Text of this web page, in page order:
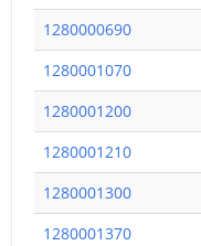
1280000690
1280001070
1280001200
1280001210
1280001300
1280001370